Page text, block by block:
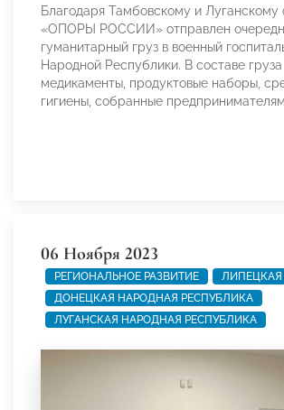
Благодаря Тамбовскому и Луганскому
«ОПОРЫ РОССИИ» отправлен
гуманитарный груз в военный
Народной Республики. В составе груза
медикаменты, продуктовые наборы,
гигиены, собранные
06 Ноября 2023
РЕГИОНАЛЬНОЕ РАЗВИТИЕ
ЛИПЕЦКАЯ
ДОНЕЦКАЯ НАРОДНАЯ РЕСПУБЛИКА
ЛУГАНСКАЯ НАРОДНАЯ РЕСПУБЛИКА